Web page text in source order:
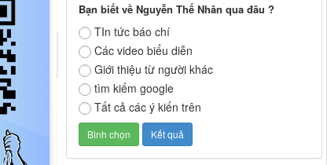
Bạn biết về Nguyễn Thế Nhân qua đâu ?
TIn tức báo chí
Các video biểu diễn
Giới thiệu từ người khác
tìm kiếm google
Tất cả các ý kiến trên